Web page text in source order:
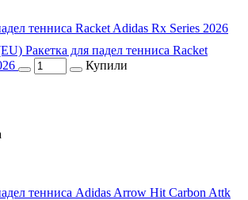
тенниса Racket Adidas Rx Series 2026
Ракетка для падел тенниса Racket
Купили
тенниса Adidas Arrow Hit Carbon Attk